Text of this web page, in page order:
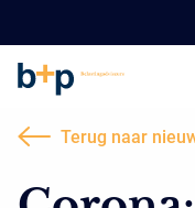
Terug naar